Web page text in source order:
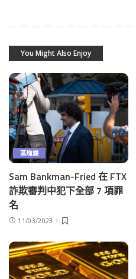
You Might Also Enjoy
區塊鏈
Sam Bankman-Fried 在 FTX
詐欺審判中犯下全部 7 項罪
名
11/03/2023